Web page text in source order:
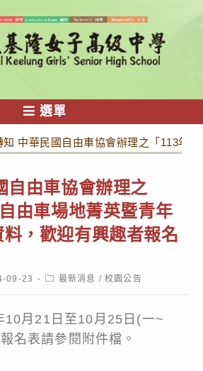
選單
知 中華民國自由車協會辦理之「113年
自由車協會辦理之
由車場地菁英暨青年
，歡迎有興趣者報名
09-23
Post最新消息 / 校園公告
10月21日至10月25日(一~
名表請參閱附件檔。